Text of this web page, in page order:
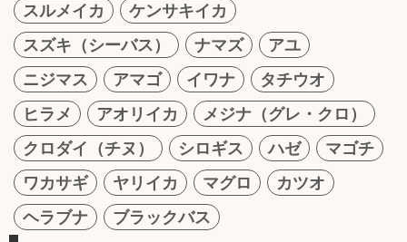
スルメイカ
ケンサキイカ
スズキ（シーバス）
ナマズ
アユ
ニジマス
アマゴ イワナ
タチウオ
ヒラメ
アオリイカ
メジナ（グレ・クロ）
クロダイ（チヌ）
シロギス ハゼ
マゴチ
ワカサギ
ヤリイカ マグロ
カツオ
ヘラブナ
ブラックバス